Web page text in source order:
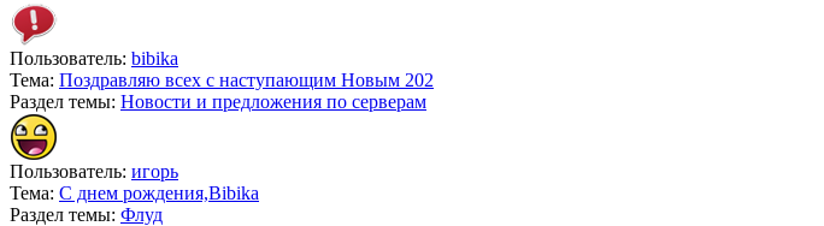
Пользователь: bibika
Тема: Поздравляю всех с наступающим Новым 202
Раздел темы: Новости и предложения по серверам
Пользователь: игорь
Тема: С днем рождения,Bibika
Раздел темы: Флуд